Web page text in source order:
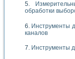
обработки
Инструменты
каналов
Инструменты